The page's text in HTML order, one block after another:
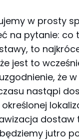
w prosty
na pytanie: co
to
jest to
że
nastąpi
dostaw
jutro